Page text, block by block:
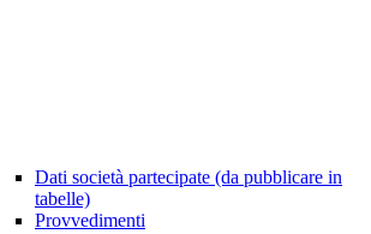
Dati società partecipate (da pubblicare in
tabelle)
Provvedimenti